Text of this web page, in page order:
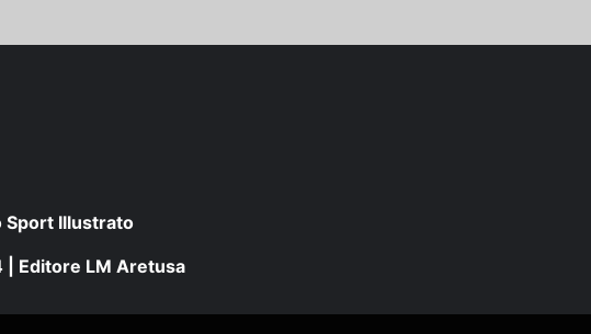
Sport Illustrato
| Editore LM Aretusa